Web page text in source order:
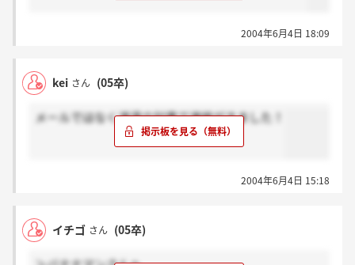
2004年6月4日 18:09
kei さん (05卒)
メールではなく速達の封書で連絡がきました！
2004年6月4日 15:18
イチゴ さん (05卒)